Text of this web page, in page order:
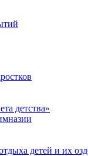
детства»
детей и их